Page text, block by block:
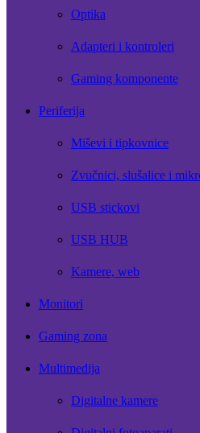
Optika
Adapteri i kontroleri
Gaming komponente
Periferija
Miševi i tipkovnice
Zvučnici, slušalice i
USB stickovi
USB HUB
Kamere, web
Monitori
Gaming zona
Multimedija
Digitalne kamere